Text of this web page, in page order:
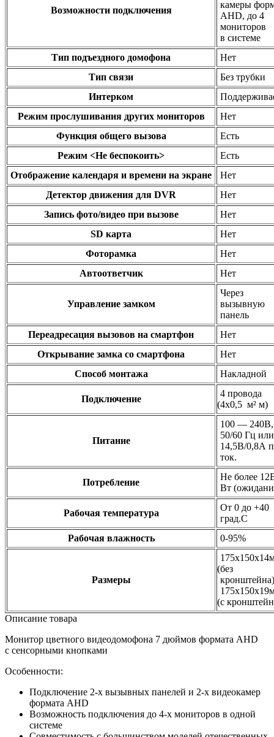
Возможности подключения
камеры
AHD, до 4
мониторов
в системе
Тип подъездного домофона
Нет
Тип связи
Без трубки
Интерком
Режим прослушивания других мониторов
Нет
Функция общего вызова
Есть
Режим <Не беспокоить>
Есть
Отображение календаря и времени на экране
Нет
Детектор движения для DVR
Нет
Запись фото/видео при вызове
Нет
SD карта
Нет
Фоторамка
Нет
Автоответчик
Нет
Управление замком
Через
вызывную
панель
Переадресация вызовов на смартфон
Нет
Открывание замка со смартфона
Нет
Способ монтажа
Накладной
Подключение
4 провода
(4х0,5 м² м)
Питание
100 — 240В,
50/60 Гц или
14,5В/0,8А
ток.
Потребление
Не более
Вт
Рабочая температура
От 0 до +40
град.С
Рабочая влажность
0-95%
Размеры
(без
(с
Описание товара
Монитор цветного видеодомофона 7 дюймов формата AHD
с сенсорными кнопками
Особенности:
Подключение 2-х вызывных панелей и 2-х видеокамер
формата AHD
Возможность подключения до 4-х мониторов в одной
системе